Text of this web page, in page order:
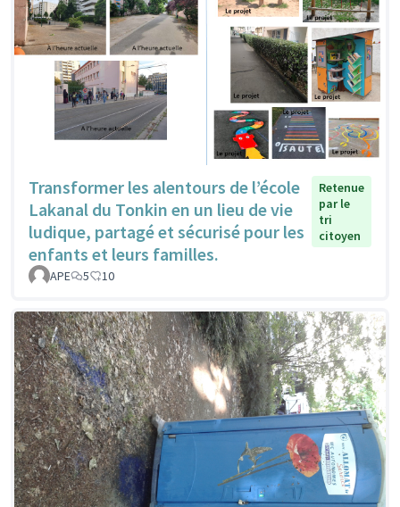
Transformer les alentours de l’école
Lakanal du Tonkin en un lieu de vie
ludique, partagé et sécurisé pour les
enfants et leurs familles.
Retenue
par le
tri
citoyen
APE 5 10